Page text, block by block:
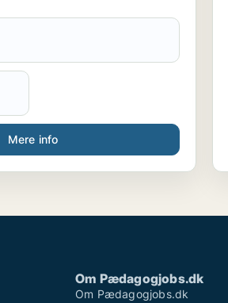
Mere info
Om Pædagogjobs.dk
Om Pædagogjobs.dk